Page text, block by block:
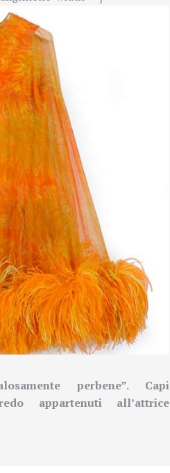
perbene”. Capi
appartenuti all’attrice